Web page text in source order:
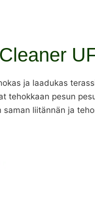
ja laadukas
tehokkaan pesun
liitännän ja